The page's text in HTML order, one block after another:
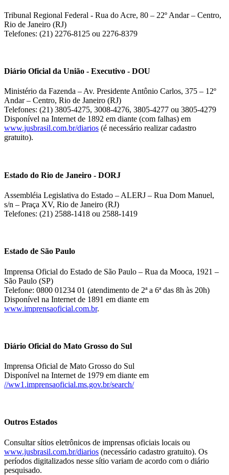
Tribunal Regional Federal - Rua do Acre, 80 – 22º Andar – Centro,
Rio de Janeiro (RJ)
Telefones: (21) 2276-8125 ou 2276-8379
Diário Oficial da União - Executivo - DOU
Ministério da Fazenda – Av. Presidente Antônio Carlos, 375 – 12º
Andar – Centro, Rio de Janeiro (RJ)
Telefones: (21) 3805-4275, 3008-4276, 3805-4277 ou 3805-4279
Disponível na Internet de 1892 em diante (com falhas) em
www.jusbrasil.com.br/diarios (é necessário realizar cadastro
gratuito).
Estado do Rio de Janeiro - DORJ
Assembléia Legislativa do Estado – ALERJ – Rua Dom Manuel,
s/n – Praça XV, Rio de Janeiro (RJ)
Telefones: (21) 2588-1418 ou 2588-1419
Estado de São Paulo
Imprensa Oficial do Estado de São Paulo – Rua da Mooca, 1921 –
São Paulo (SP)
Telefone: 0800 01234 01 (atendimento de 2ª a 6ª das 8h às 20h)
Disponível na Internet de 1891 em diante em
www.imprensaoficial.com.br.
Diário Oficial do Mato Grosso do Sul
Imprensa Oficial de Mato Grosso do Sul
Disponível na Internet de 1979 em diante em
//ww1.imprensaoficial.ms.gov.br/search/
Outros Estados
Consultar sítios eletrônicos de imprensas oficiais locais ou
www.jusbrasil.com.br/diarios (necessário cadastro gratuito). Os
períodos digitalizados nesse sítio variam de acordo com o diário
pesquisado.